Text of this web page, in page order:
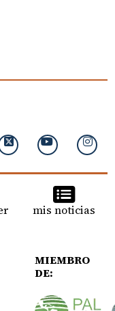
mis noticias
MIEMBRO
DE: